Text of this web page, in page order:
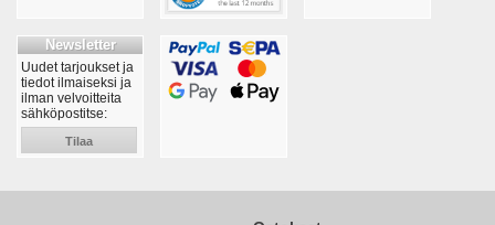
Newsletter
Uudet tarjoukset ja
tiedot ilmaiseksi ja
ilman velvoitteita
sähköpostitse:
Tilaa